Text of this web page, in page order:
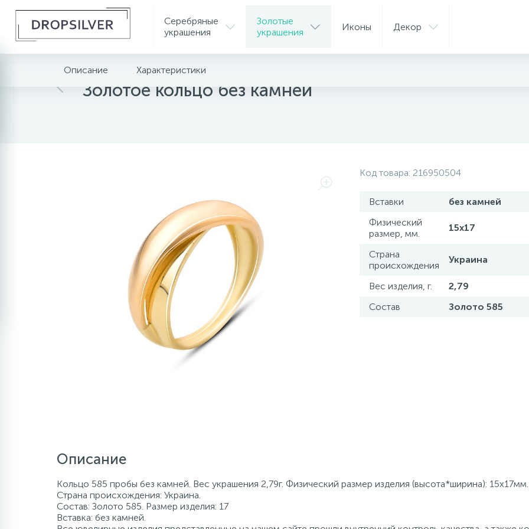
Серебряные
украшения
Золотые
украшения
Иконы Декор
Главная Золотые украшения
Золотое кольцо без камней
Описание Характеристики
Код товара: 216950504
Вставки
без камней
Физический
размер, мм.
15х17
Страна
происхождения
Украина
Вес изделия, г.
2,79
Состав
Золото 585
Описание
Кольцо 585 пробы без камней. Вес украшения 2,79г. Физический размер изделия (высота*ширина): 15х17мм.
Страна происхождения: Украина.
Состав: Золото 585. Размер изделия: 17
Вставка: без камней.